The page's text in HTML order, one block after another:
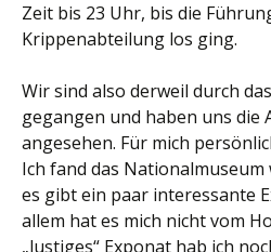
Zeit bis 23 Uhr, bis die
Krippenabteilung los ging.
Wir sind also derweil durch
gegangen und haben uns die
angesehen. Für mich
Ich fand das
es gibt ein paar interessante
allem hat es mich nicht vom
„lustiges“ Exponat hab ich